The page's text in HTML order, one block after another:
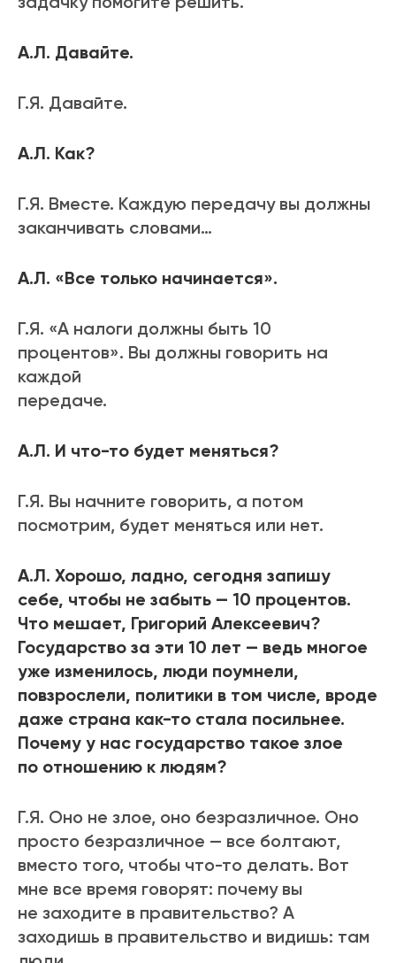
А.Л. Давайте.
Г.Я. Давайте.
А.Л. Как?
Г.Я. Вместе. Каждую передачу вы должны
заканчивать словами…
А.Л. «Все только начинается».
Г.Я. «А налоги должны быть 10
процентов». Вы должны говорить на
каждой
передаче.
А.Л. И что-то будет меняться?
Г.Я. Вы начните говорить, а потом
посмотрим, будет меняться или нет.
А.Л. Хорошо, ладно, сегодня запишу
себе, чтобы не забыть — 10 процентов.
Что мешает, Григорий Алексеевич?
Государство за эти 10 лет — ведь многое
уже изменилось, люди поумнели,
повзрослели, политики в том числе, вроде
даже страна как-то стала посильнее.
Почему у нас государство такое злое
по отношению к людям?
Г.Я. Оно не злое, оно безразличное. Оно
просто безразличное — все болтают,
вместо того, чтобы что-то делать. Вот
мне все время говорят: почему вы
не заходите в правительство? А
заходишь в правительство и видишь: там